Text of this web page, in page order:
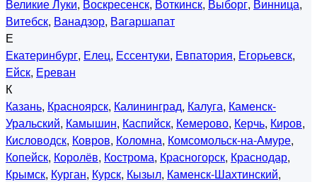
Великие Луки, Воскресенск, Воткинск, Выборг, Винница,
Витебск, Ванадзор, Вагаршапат
Е
Екатеринбург, Елец, Ессентуки, Евпатория, Егорьевск,
Ейск, Ереван
К
Казань, Красноярск, Калининград, Калуга, Каменск-
Уральский, Камышин, Каспийск, Кемерово, Керчь, Киров,
Кисловодск, Ковров, Коломна, Комсомольск-на-Амуре,
Копейск, Королёв, Кострома, Красногорск, Краснодар,
Крымск, Курган, Курск, Кызыл, Каменск-Шахтинский,